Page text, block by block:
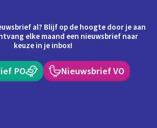
al? Blijf op de hoogte door je aan
elke maand een nieuwsbrief naar
keuze in je inbox!
PO Nieuwsbrief VO